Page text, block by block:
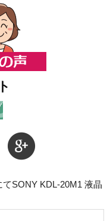
SONY KDL-20M1 液晶